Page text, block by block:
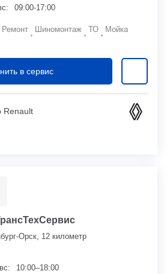
09:00-17:00
Ремонт Шиномонтаж ТО Мойка
в сервис
Орск, 12 километр
вс: 10:00–18:00